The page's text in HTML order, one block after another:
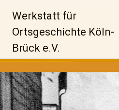
Inhalt
springen
Werkstatt für
Ortsgeschichte Köln-
Brück e.V.